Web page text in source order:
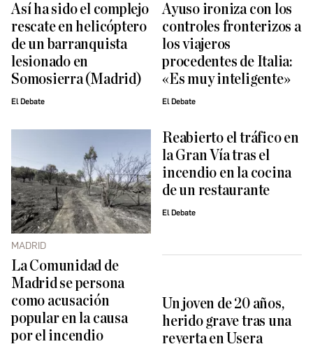
Así ha sido el complejo
rescate en helicóptero
de un barranquista
lesionado en
Somosierra (Madrid)
El Debate
Ayuso ironiza con los
controles fronterizos a
los viajeros
procedentes de Italia:
«Es muy inteligente»
El Debate
MADRID
La Comunidad de
Madrid se persona
como acusación
popular en la causa
por el incendio
Reabierto el tráfico en
la Gran Vía tras el
incendio en la cocina
de un restaurante
El Debate
Un joven de 20 años,
herido grave tras una
reyerta en Usera